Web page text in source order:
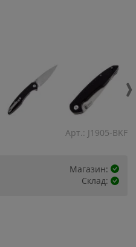
Арт.: J1905-BKF
Магазин:
Склад: